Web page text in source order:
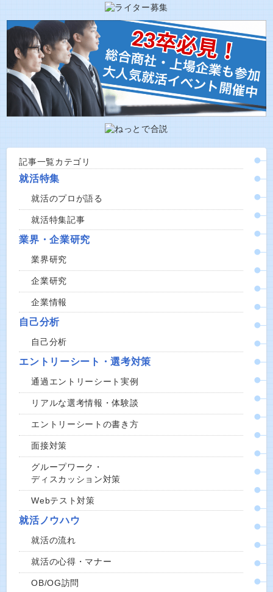
記事一覧カテゴリ
就活特集
就活のプロが語る
就活特集記事
業界・企業研究
業界研究
企業研究
企業情報
自己分析
自己分析
エントリーシート・選考対策
通過エントリーシート実例
リアルな選考情報・体験談
エントリーシートの書き方
面接対策
グループワーク・
ディスカッション対策
Webテスト対策
就活ノウハウ
就活の流れ
就活の心得・マナー
OB/OG訪問